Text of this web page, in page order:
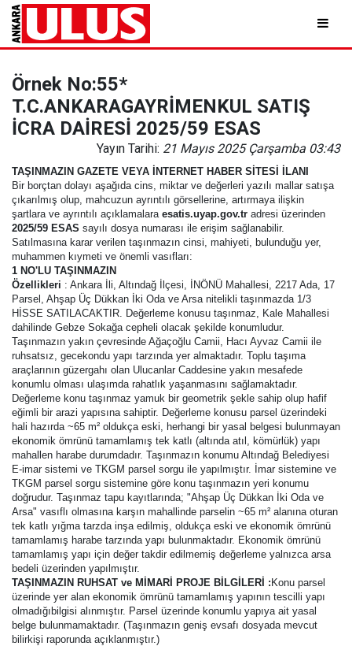
Örnek No:55*
T.C.ANKARAGAYRİMENKUL SATIŞ
İCRA DAİRESİ 2025/59 ESAS
Yayın Tarihi: 21 Mayıs 2025 Çarşamba 03:43
TAŞINMAZIN GAZETE VEYA İNTERNET HABER SİTESİ İLANI
Bir borçtan dolayı aşağıda cins, miktar ve değerleri yazılı mallar satışa
çıkarılmış olup, mahcuzun ayrıntılı görsellerine, artırmaya ilişkin
şartlara ve ayrıntılı açıklamalara esatis.uyap.gov.tr adresi üzerinden
2025/59 ESAS sayılı dosya numarası ile erişim sağlanabilir.
Satılmasına karar verilen taşınmazın cinsi, mahiyeti, bulunduğu yer,
muhammen kıymeti ve önemli vasıfları:
1 NO'LU TAŞINMAZIN
Özellikleri : Ankara İli, Altındağ İlçesi, İNÖNÜ Mahallesi, 2217 Ada, 17
Parsel, Ahşap Üç Dükkan İki Oda ve Arsa nitelikli taşınmazda 1/3
HİSSE SATILACAKTIR. Değerleme konusu taşınmaz, Kale Mahallesi
dahilinde Gebze Sokağa cepheli olacak şekilde konumludur.
Taşınmazın yakın çevresinde Ağaçoğlu Camii, Hacı Ayvaz Camii ile
ruhsatsız, gecekondu yapı tarzında yer almaktadır. Toplu taşıma
araçlarının güzergahı olan Ulucanlar Caddesine yakın mesafede
konumlu olması ulaşımda rahatlık yaşanmasını sağlamaktadır.
Değerleme konu taşınmaz yamuk bir geometrik şekle sahip olup hafif
eğimli bir arazi yapısına sahiptir. Değerleme konusu parsel üzerindeki
hali hazırda ~65 m² oldukça eski, herhangi bir yasal belgesi bulunmayan
ekonomik ömrünü tamamlamış tek katlı (altında atıl, kömürlük) yapı
mahallen harabe durumdadır. Taşınmazın konumu Altındağ Belediyesi
E-imar sistemi ve TKGM parsel sorgu ile yapılmıştır. İmar sistemine ve
TKGM parsel sorgu sistemine göre konu taşınmazın yeri konumu
doğrudur. Taşınmaz tapu kayıtlarında; "Ahşap Üç Dükkan İki Oda ve
Arsa" vasıflı olmasına karşın mahallinde parselin ~65 m² alanına oturan
tek katlı yığma tarzda inşa edilmiş, oldukça eski ve ekonomik ömrünü
tamamlamış harabe tarzında yapı bulunmaktadır. Ekonomik ömrünü
tamamlamış yapı için değer takdir edilmemiş değerleme yalnızca arsa
bedeli üzerinden yapılmıştır.
TAŞINMAZIN RUHSAT ve MİMARİ PROJE BİLGİLERİ : Konu parsel
üzerinde yer alan ekonomik ömrünü tamamlamış yapının tescilli yapı
olmadığıbilgisi alınmıştır. Parsel üzerinde konumlu yapıya ait yasal
belge bulunmamaktadır. (Taşınmazın geniş evsafı dosyada mevcut
bilirkişi raporunda açıklanmıştır.)